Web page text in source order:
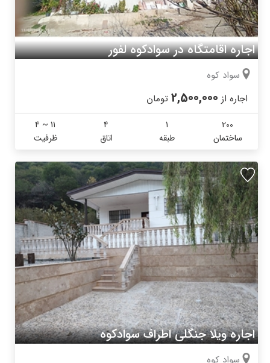
اجاره اقامتگاه در سوادکوه لفور
سواد کوه
اجاره از 2,500,000 تومان
200
ساختمان
1
طبقه
4
اتاق
4 ~ 11
ظرفیت
اجاره ویلا جنگلی اطراف سوادکوه
سواد کوه